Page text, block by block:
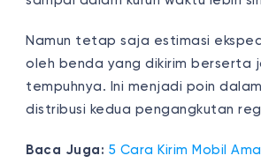
Namun tetap saja estimasi
oleh benda yang dikirim berserta
tempuhnya. Ini menjadi poin
distribusi kedua pengangkutan
Baca Juga: 5 Cara Kirim Mobil